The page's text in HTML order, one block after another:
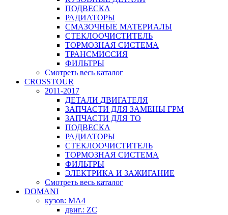
ПОДВЕСКА
РАДИАТОРЫ
СМАЗОЧНЫЕ МАТЕРИАЛЫ
СТЕКЛООЧИСТИТЕЛЬ
ТОРМОЗНАЯ СИСТЕМА
ТРАНСМИССИЯ
ФИЛЬТРЫ
Смотреть весь каталог
CROSSTOUR
2011-2017
ДЕТАЛИ ДВИГАТЕЛЯ
ЗАПЧАСТИ ДЛЯ ЗАМЕНЫ ГРМ
ЗАПЧАСТИ ДЛЯ ТО
ПОДВЕСКА
РАДИАТОРЫ
СТЕКЛООЧИСТИТЕЛЬ
ТОРМОЗНАЯ СИСТЕМА
ФИЛЬТРЫ
ЭЛЕКТРИКА И ЗАЖИГАНИЕ
Смотреть весь каталог
DOMANI
кузов: MA4
двиг.: ZC